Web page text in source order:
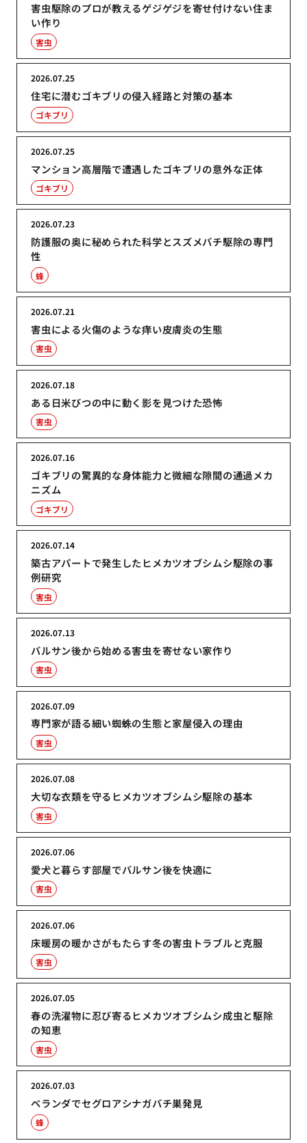
害虫駆除のプロが教えるゲジゲジを寄せ付けない住ま
い作り
害虫
住宅に潜むゴキブリの侵入経路と対策の基本
2026.07.25
ゴキブリ
マンション高層階で遭遇したゴキブリの意外な正体
2026.07.25
ゴキブリ
防護服の奥に秘められた科学とスズメバチ駆除の専門
性
2026.07.23
蜂
害虫による火傷のような痒い皮膚炎の生態
2026.07.21
害虫
ある日米びつの中に動く影を見つけた恐怖
2026.07.18
害虫
ゴキブリの驚異的な身体能力と微細な隙間の通過メカ
ニズム
2026.07.16
ゴキブリ
築古アパートで発生したヒメカツオブシムシ駆除の事
例研究
2026.07.14
害虫
バルサン後から始める害虫を寄せない家作り
2026.07.13
害虫
専門家が語る細い蜘蛛の生態と家屋侵入の理由
2026.07.09
害虫
大切な衣類を守るヒメカツオブシムシ駆除の基本
2026.07.08
害虫
愛犬と暮らす部屋でバルサン後を快適に
2026.07.06
害虫
床暖房の暖かさがもたらす冬の害虫トラブルと克服
2026.07.06
害虫
春の洗濯物に忍び寄るヒメカツオブシムシ成虫と駆除
の知恵
2026.07.05
害虫
ベランダでセグロアシナガバチ巣発見
2026.07.03
蜂